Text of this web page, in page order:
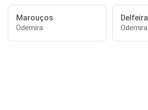
Marouços
Odemira
Delfeira
Odemira